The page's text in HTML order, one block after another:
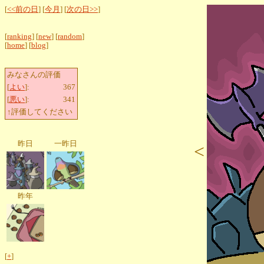
[<<前の日 ] [今月 ] [次の日>>]
[ranking] [new] [random]
[home] [blog]
みなさんの評価
[よい]:
367
[悪い]:
341
↑評価してください
昨日 一昨日
昨年
[+]
<